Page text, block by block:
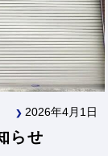
2026年4月1日
らせ